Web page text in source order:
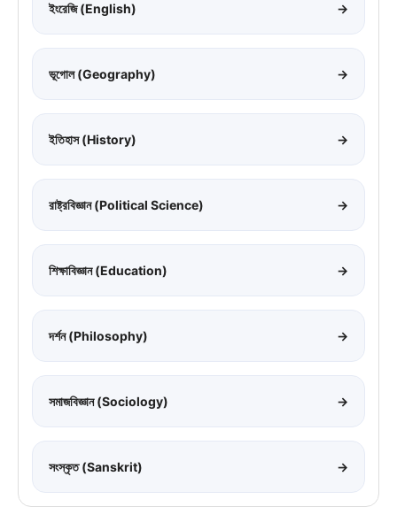
ইংরেজি (English) →
ভূগোল (Geography) →
ইতিহাস (History) →
রাষ্ট্রবিজ্ঞান (Political Science) →
শিক্ষাবিজ্ঞান (Education) →
দর্শন (Philosophy) →
সমাজবিজ্ঞান (Sociology) →
সংস্কৃত (Sanskrit) →